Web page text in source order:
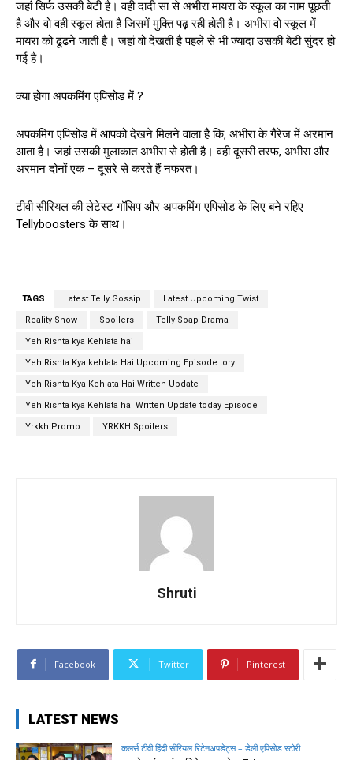
जहां सिर्फ उसकी बेटी है। वही दादी सा से अभीरा मायरा के स्कूल का नाम पूछती
है और वो वही स्कूल होता है जिसमें मुक्ति पढ़ रही होती है। अभीरा वो स्कूल में
मायरा को ढूंढने जाती है। जहां वो देखती है पहले से भी ज्यादा उसकी बेटी सुंदर हो
गई है।
क्या होगा अपकमिंग एपिसोड में ?
अपकमिंग एपिसोड में आपको देखने मिलने वाला है कि, अभीरा के गैरेज में अरमान
आता है। जहां उसकी मुलाकात अभीरा से होती है। वही दूसरी तरफ, अभीरा और
अरमान दोनों एक – दूसरे से करते हैं नफरत।
टीवी सीरियल की लेटेस्ट गॉसिप और अपकमिंग एपिसोड के लिए बने रहिए
Tellyboosters के साथ।
TAGS Latest Telly Gossip Latest Upcoming Twist
Reality Show Spoilers Telly Soap Drama
Yeh Rishta kya Kehlata hai
Yeh Rishta Kya kehlata Hai Upcoming Episode tory
Yeh Rishta Kya Kehlata Hai Written Update
Yeh Rishta kya Kehlata hai Written Update today Episode
Yrkkh Promo YRKKH Spoilers
Shruti
Facebook Twitter Pinterest
LATEST NEWS
कलर्स टीवी हिंदी सीरियल रिटेनअपडेट्स – डेली एपिसोड स्टोरी